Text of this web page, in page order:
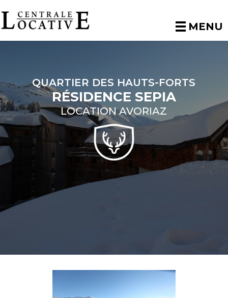
MENU
QUARTIER DES HAUTS-FORTS
RÉSIDENCE SEPIA
LOCATION AVORIAZ